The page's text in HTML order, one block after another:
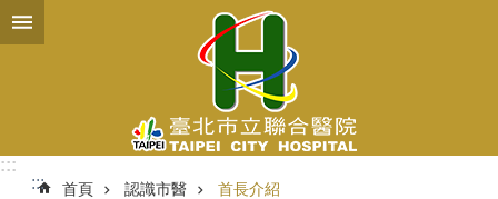
跳到主要內容區塊
:::
:::
首頁 認識市醫 首長介紹